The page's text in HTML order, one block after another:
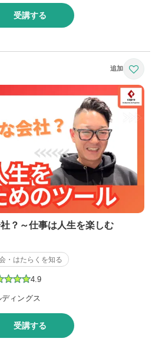
受講する
？～仕事は人生を楽しむ
・はたらくを知る
4.9
ィングス
受講する